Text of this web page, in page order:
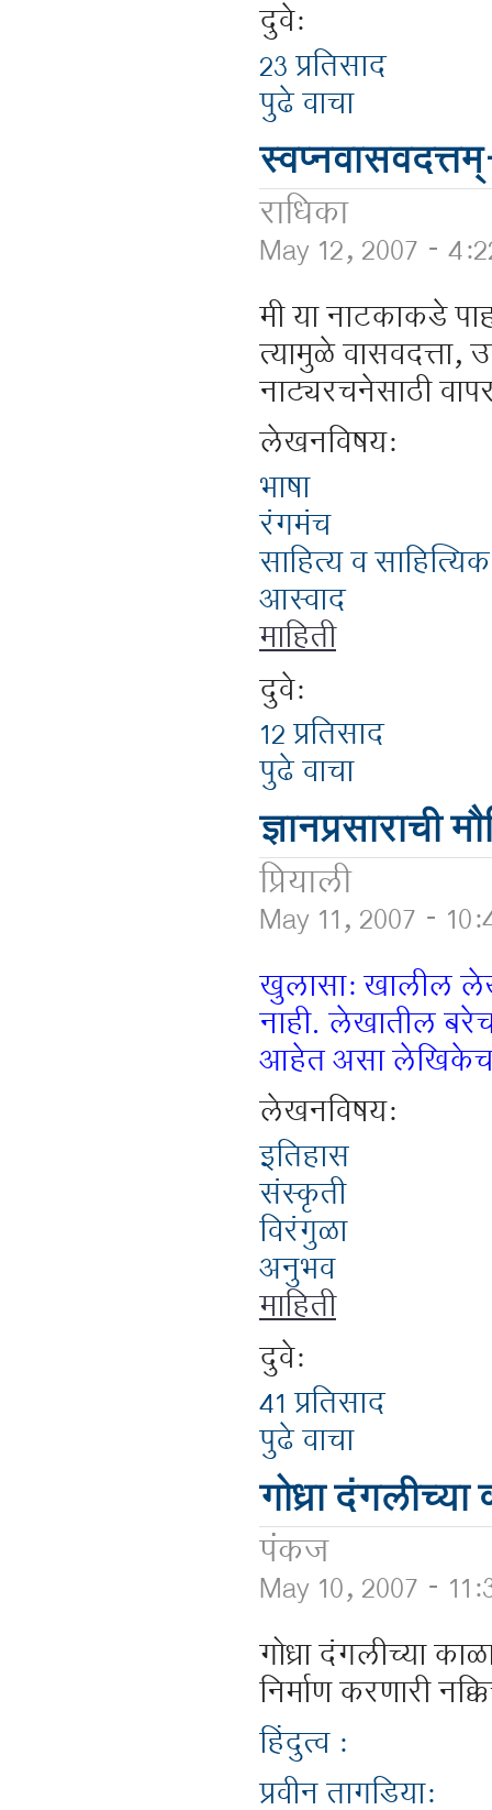
दुवे:
23 प्रतिसाद
पुढे वाचा
राधिका
May 12, 2007 -
मी या नाटकाकडे
त्यामुळे वासवदत्ता,
नाट्यरचनेसाठी
लेखनविषय:
भाषा
रंगमंच
साहित्य व साहित्यिक
आस्वाद
माहिती
दुवे:
12 प्रतिसाद
पुढे वाचा
ज्ञानप्रसाराची
प्रियाली
May 11, 2007 -
खुलासा: खालील
नाही. लेखातील
आहेत असा लेखिकेचा
लेखनविषय:
इतिहास
संस्कृती
विरंगुळा
अनुभव
माहिती
दुवे:
41 प्रतिसाद
पुढे वाचा
गोध्रा
पंकज
May 10, 2007 -
गोध्रा दंगलीच्या
निर्माण करणारी
हिंदुत्व :
प्रवीन तागडिया: